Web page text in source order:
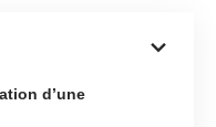
d’une